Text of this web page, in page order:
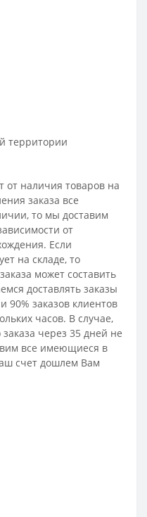
территории
от наличия товаров на
заказа все
то мы доставим
от
Если
на складе, то
может составить
доставлять заказы
90% заказов клиентов
часов. В случае,
через 35 дней не
все имеющиеся в
счет дошлем Вам